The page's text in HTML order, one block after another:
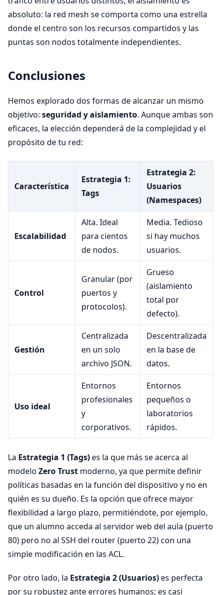
absoluto: la red mesh se comporta como una estrella
donde el centro son los recursos compartidos y las
puntas son nodos totalmente independientes.
Conclusiones
Hemos explorado dos formas de alcanzar un mismo
objetivo: seguridad y aislamiento. Aunque ambas son
eficaces, la elección dependerá de la complejidad y el
propósito de tu red:
Característica
Estrategia 1:
Tags
Estrategia 2:
Usuarios
(Namespaces)
Escalabilidad
Alta. Ideal
para cientos
de nodos.
Media. Tedioso
si hay muchos
usuarios.
Control
Granular (por
puertos y
protocolos).
Grueso
(aislamiento
total por
defecto).
Gestión
Centralizada
en un solo
archivo JSON.
Descentralizada
en la base de
datos.
Uso ideal
Entornos
profesionales
y
corporativos.
Entornos
pequeños o
laboratorios
rápidos.
La Estrategia 1 (Tags)es la que más se acerca al
modelo Zero Trust moderno, ya que permite definir
políticas basadas en la función del dispositivo y no en
quién es su dueño. Es la opción que ofrece mayor
flexibilidad a largo plazo, permitiéndote, por ejemplo,
que un alumno acceda al servidor web del aula (puerto
80) pero no al SSH del router (puerto 22) con una
simple modificación en las ACL.
Por otro lado, la Estrategia 2 (Usuarios)es perfecta
por su robustez ante errores humanos; es casi